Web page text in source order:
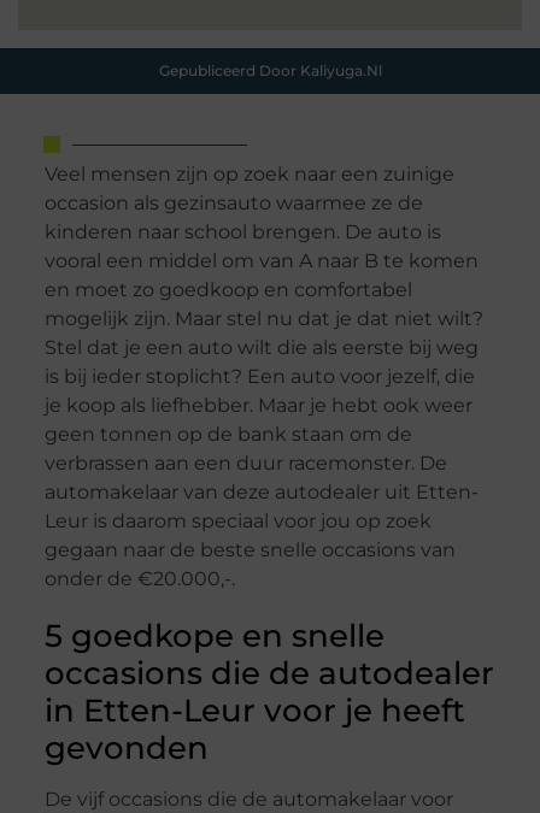
Gepubliceerd Door Kaliyuga.nl
Veel mensen zijn op zoek naar een zuinige
occasion als gezinsauto waarmee ze de
kinderen naar school brengen. De auto is
vooral een middel om van A naar B te komen
en moet zo goedkoop en comfortabel
mogelijk zijn. Maar stel nu dat je dat niet wilt?
Stel dat je een auto wilt die als eerste bij weg
is bij ieder stoplicht? Een auto voor jezelf, die
je koop als liefhebber. Maar je hebt ook weer
geen tonnen op de bank staan om de
verbrassen aan een duur racemonster. De
automakelaar van deze autodealer uit Etten-
Leur is daarom speciaal voor jou op zoek
gegaan naar de beste snelle occasions van
onder de €20.000,-.
5 goedkope en snelle
occasions die de autodealer
in Etten-Leur voor je heeft
gevonden
De vijf occasions die de automakelaar voor